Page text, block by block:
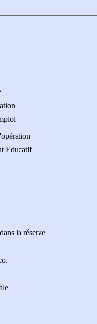
Educatif
la réserve